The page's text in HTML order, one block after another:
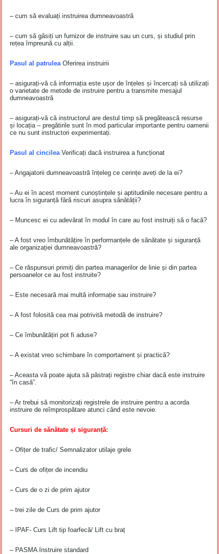
– cum să evaluați instruirea dumneavoastră
– cum să găsiți un furnizor de instruire sau un curs, și studiul prin
rețea împreună cu alții.
Pasul al patrulea Oferirea instruirii
– asigurați-vă că informația este ușor de înțeles și încercați să utilizați
o varietate de metode de instruire pentru a transmite mesajul
dumneavoastră
– asigurați-vă că instructorul are destul timp să pregătească resurse
și locația – pregătirile sunt în mod particular importante pentru oamenii
ce nu sunt instructori experimentați.
Pasul al cincileaVerificați dacă instruirea a funcționat
– Angajatorii dumneavoastră înțeleg ce cerințe aveți de la ei?
– Au ei în acest moment cunoștințele și aptitudinile necesare pentru a
lucra în siguranță fără riscuri asupra sănătății?
– Muncesc ei cu adevărat în modul în care au fost instruiți să o facă?
– A fost vreo îmbunătățire în performanțele de sănătate și siguranță
ale organizației dumneavoastră?
– Ce răspunsuri primiți din partea managerilor de linie și din partea
persoanelor ce au fost instruite?
– Este necesară mai multă informație sau instruire?
– A fost folosită cea mai potrivită metodă de instruire?
– Ce îmbunătățiri pot fi aduse?
– A existat vreo schimbare în comportament și practică?
– Aceasta vă poate ajuta să păstrați registre chiar dacă este instruire
“în casă”.
– Ar trebui să monitorizați registrele de instruire pentru a acorda
instruire de reîmprospătare atunci când este nevoie.
Cursuri de sănătate și siguranță:
– Ofițer de trafic/ Semnalizator utilaje grele
– Curs de ofițer de incendiu
– Curs de o zi de prim ajutor
– trei zile de Curs de prim ajutor
– IPAF- Curs Lift tip foarfecă/ Lift cu braț
– PASMA Instruire standard